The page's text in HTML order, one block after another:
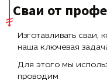
Сваи от
Изготавливать сваи,
наша ключевая
Для этого мы
проводим